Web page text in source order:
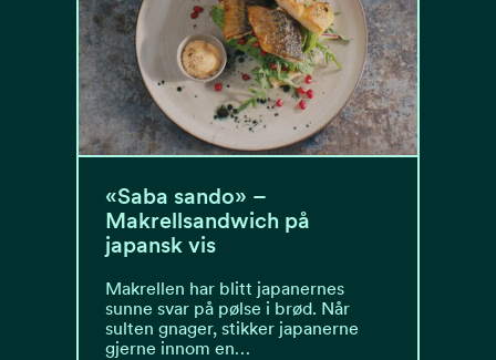
«Saba sando» –
Makrellsandwich på
japansk vis
Makrellen har blitt japanernes
sunne svar på pølse i brød. Når
sulten gnager, stikker japanerne
gjerne innom en…